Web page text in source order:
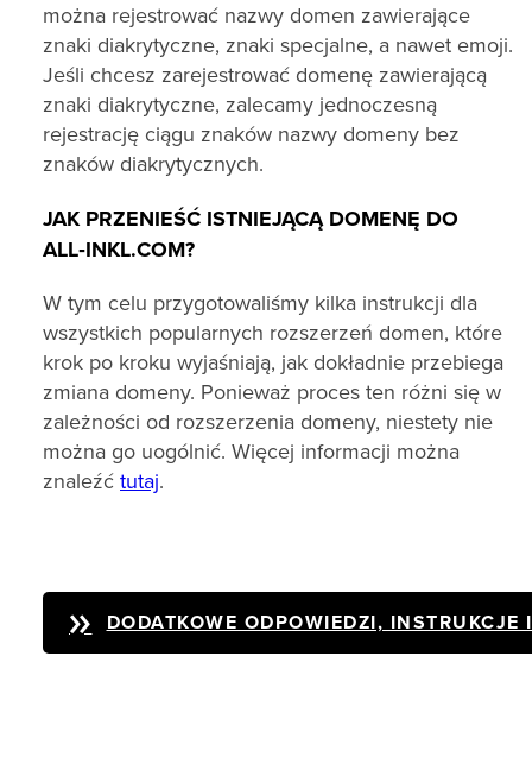
można rejestrować nazwy domen zawierające
znaki diakrytyczne, znaki specjalne, a nawet emoji.
Jeśli chcesz zarejestrować domenę zawierającą
znaki diakrytyczne, zalecamy jednoczesną
rejestrację ciągu znaków nazwy domeny bez
znaków diakrytycznych.
JAK PRZENIEŚĆ ISTNIEJĄCĄ DOMENĘ DO
ALL‑INKL.COM?
W tym celu przygotowaliśmy kilka instrukcji dla
wszystkich popularnych rozszerzeń domen, które
krok po kroku wyjaśniają, jak dokładnie przebiega
zmiana domeny. Ponieważ proces ten różni się w
zależności od rozszerzenia domeny, niestety nie
można go uogólnić. Więcej informacji można
znaleźć tutaj.
DODATKOWE ODPOWIEDZI, INSTRUKCJE